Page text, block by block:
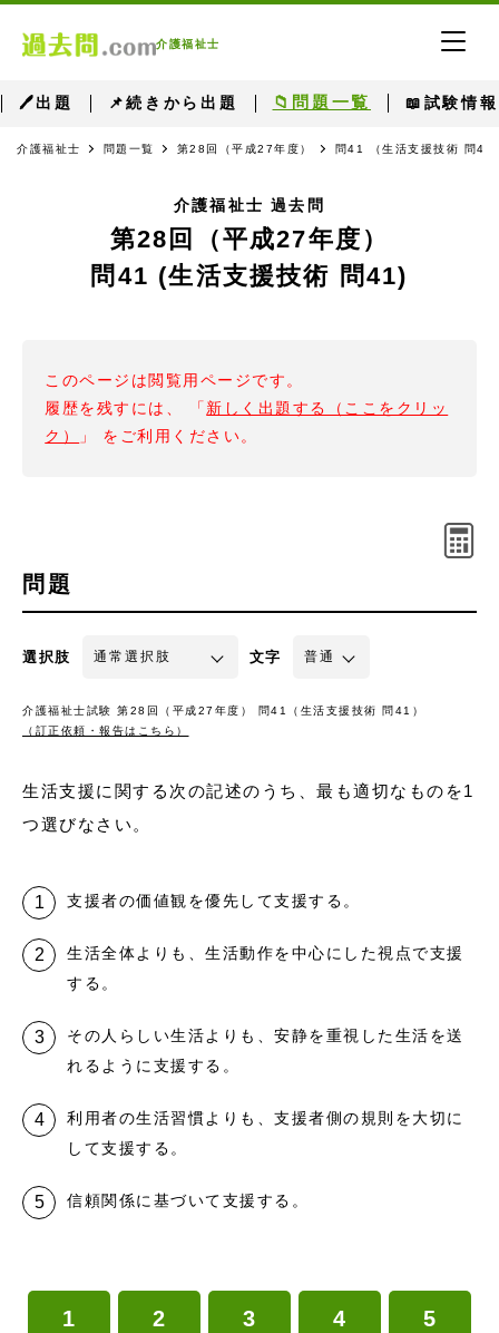
介護福祉士
🖊出題 📌続きから出題 📁問題一覧 📖試験情報
介護福祉士 問題一覧 第28回（平成27年度） 問41 （生活支援技術 問41
介護福祉士 過去問
第28回（平成27年度）
問41 (生活支援技術 問41)
このページは閲覧用ページです。
履歴を残すには、 「 新しく出題する（ここをクリッ
ク）
」 をご利用ください。
問題
選択肢 文字
介護福祉士試験 第28回（平成27年度） 問41（生活支援技術 問41）
（訂正依頼・報告はこちら）
生活支援に関する次の記述のうち、最も適切なものを1
つ選びなさい。
支援者の価値観を優先して支援する。
生活全体よりも、生活動作を中心にした視点で支援
する。
その人らしい生活よりも、安静を重視した生活を送
れるように支援する。
利用者の生活習慣よりも、支援者側の規則を大切に
して支援する。
信頼関係に基づいて支援する。
1 2 3 4 5